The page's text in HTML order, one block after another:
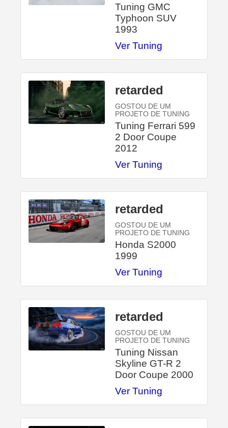
Tuning GMC
Typhoon SUV
1993
Ver Tuning
retarded
GOSTOU DE UM
PROJETO DE TUNING
Tuning Ferrari 599
2 Door Coupe
2012
Ver Tuning
retarded
GOSTOU DE UM
PROJETO DE TUNING
Honda S2000
1999
Ver Tuning
retarded
GOSTOU DE UM
PROJETO DE TUNING
Tuning Nissan
Skyline GT-R 2
Door Coupe 2000
Ver Tuning